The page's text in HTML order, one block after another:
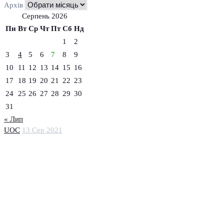
UOC 13 Сер 2021
Архів
Серпень 2026
Пн Вт Ср Чт Пт Сб Нд
1
2
3
4 5 6 7 8
9
10
11 12 13 14 15 16
17
18 19 20 21 22 23
24
25 26 27 28 29 30
31
« Лип